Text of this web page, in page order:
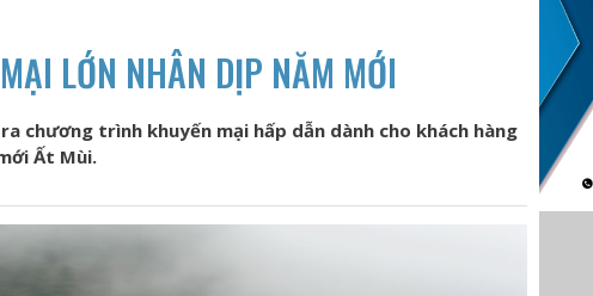
LỚN NHÂN DỊP NĂM MỚI
chương trình khuyến mại hấp dẫn dành cho khách hàng
Ất Mùi.